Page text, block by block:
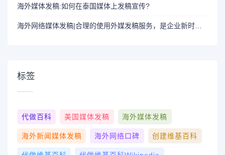
海外媒体发稿:如何在泰国媒体上发稿宣传?
海外网络媒体发稿|合理的使用外媒发稿服务，是企业新时代公关战略不可缺少的一部分
标签
代做百科 美国媒体发稿 海外媒体发稿
海外新闻媒体发稿 海外网络口碑 创建维基百科